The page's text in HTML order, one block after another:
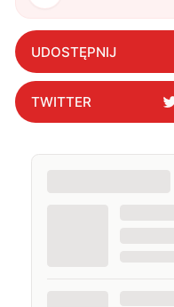
UDOSTĘPNIJ
TWITTER